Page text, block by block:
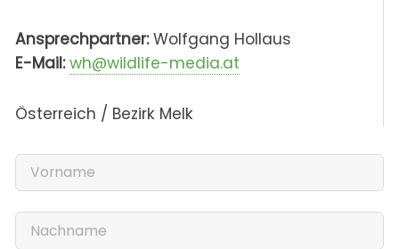
Ansprechpartner:Wolfgang Hollaus
E-Mail: wh@wildlife-media.at
Österreich / Bezirk Melk